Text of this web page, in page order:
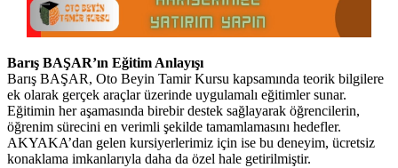
Barış BAŞAR’ın Eğitim Anlayışı
Barış BAŞAR, Oto Beyin Tamir Kursu kapsamında teorik bilgilere
ek olarak gerçek araçlar üzerinde uygulamalı eğitimler sunar.
Eğitimin her aşamasında birebir destek sağlayarak öğrencilerin,
öğrenim sürecini en verimli şekilde tamamlamasını hedefler.
AKYAKA’dan gelen kursiyerlerimiz için ise bu deneyim, ücretsiz
konaklama imkanlarıyla daha da özel hale getirilmiştir.